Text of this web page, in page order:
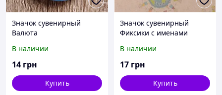
Значок сувенирный
Валюта
В наличии
14 грн
Купить
Значок сувенирный
Фиксики с именами
В наличии
17 грн
Купить